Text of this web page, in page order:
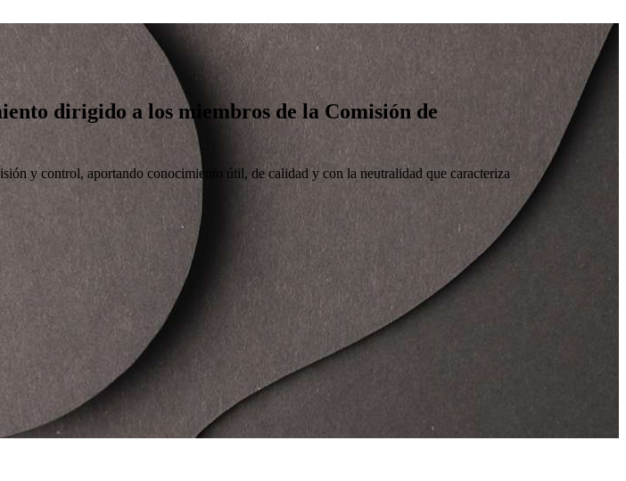
dirigido a los miembros de la Comisión de
y control, aportando conocimiento útil, de calidad y con la neutralidad que caracteriza